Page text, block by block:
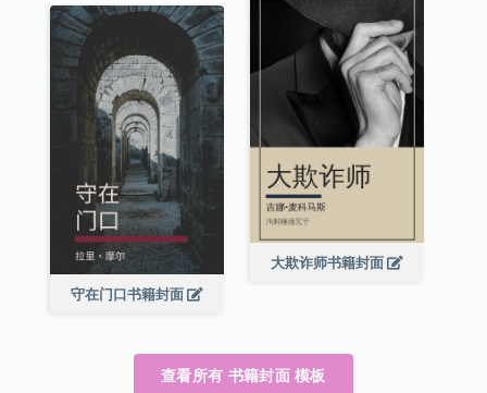
大欺诈师书籍封面
守在门口书籍封面
查看所有 书籍封面 模板